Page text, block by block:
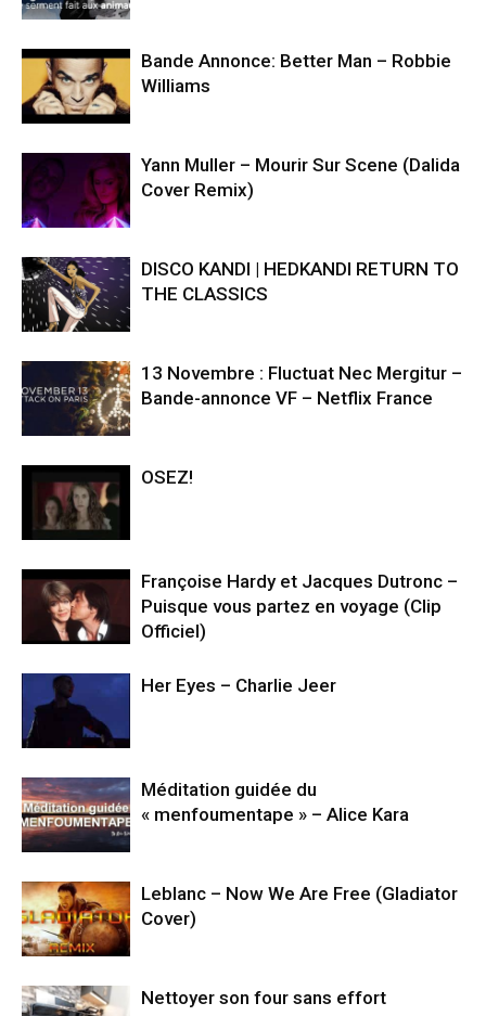
Bande Annonce: Better Man – Robbie
Williams
Yann Muller – Mourir Sur Scene (Dalida
Cover Remix)
DISCO KANDI | HEDKANDI RETURN TO
THE CLASSICS
13 Novembre : Fluctuat Nec Mergitur –
Bande-annonce VF – Netflix France
OSEZ!
Françoise Hardy et Jacques Dutronc –
Puisque vous partez en voyage (Clip
Officiel)
Her Eyes – Charlie Jeer
Méditation guidée du
« menfoumentape » – Alice Kara
Leblanc – Now We Are Free (Gladiator
Cover)
Nettoyer son four sans effort